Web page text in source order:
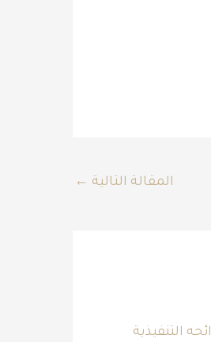
المقالة التالية ←